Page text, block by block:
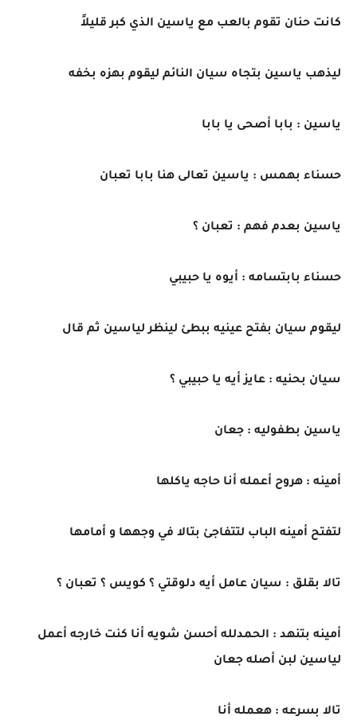
كانت حنان تقوم بالعب مع ياسين الذي كبر قليلاً
ليذهب ياسين بتجاه سيان النائم ليقوم بهزه بخفه
ياسين : بابا أصحى يا بابا
حسناء بهمس : ياسين تعالى هنا بابا تعبان
ياسين بعدم فهم : تعبان ؟
حسناء بابتسامه : أيوه يا حبيبي
ليقوم سيان بفتح عينيه ببطئ لينظر لياسين ثم قال
سيان بحنيه : عايز أيه يا حبيبي ؟
ياسين بطفوليه : جعان
أمينه : هروح أعمله أنا حاجه ياكلها
لتفتح أمينه الباب لتتفاجئ بتالا في وجهها و أمامها
تالا بقلق : سيان عامل أيه دلوقتي ؟ كويس ؟ تعبان ؟
أمينه بتنهد : الحمدلله أحسن شويه أنا كنت خارجه أعمل
لياسين لبن أصله جعان
تالا بسرعه : هعمله أنا